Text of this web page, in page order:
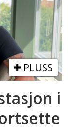
PLUSS
i